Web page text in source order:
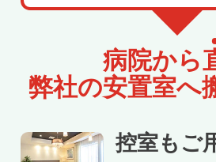
病院から
弊社の安置室へ
控室もご